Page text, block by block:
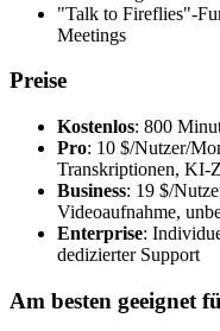
"Talk to Fireflies"-
Meetings
Preise
Kostenlos: 800
Pro: 10 $/Nutzer/
Transkriptionen, KI-
Business: 19 $/
Videoaufnahme,
Enterprise:
dedizierter Support
Am besten geeignet